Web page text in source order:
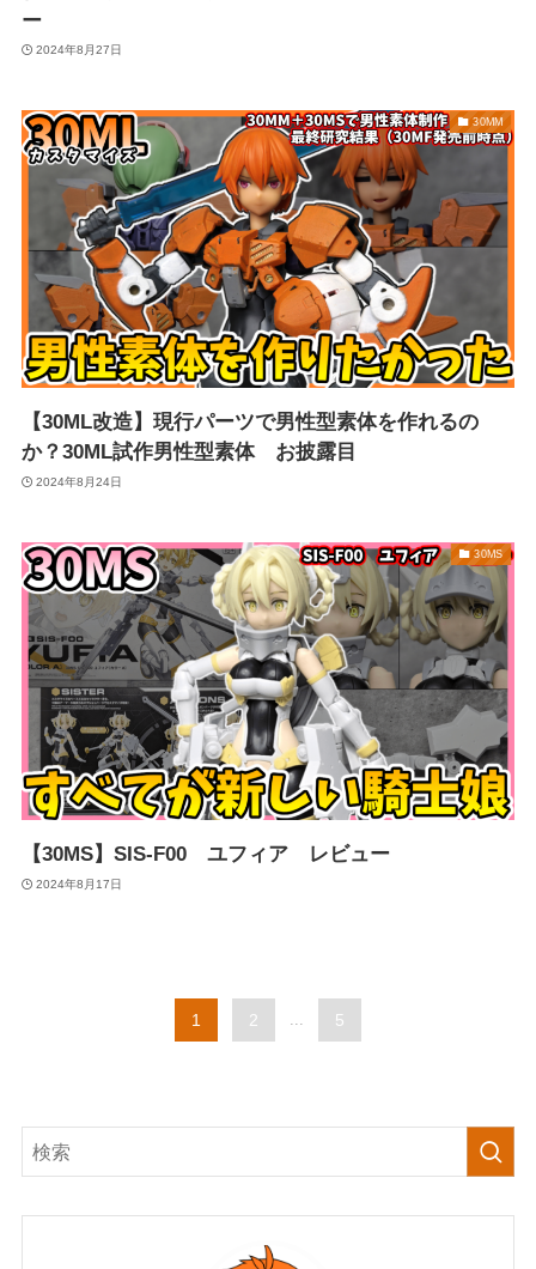
ー
2024年8月27日
30MM
【30ML改造】現行パーツで男性型素体を作れるの
か？30ML試作男性型素体 お披露目
2024年8月24日
30MS
【30MS】SIS-F00 ユフィア レビュー
2024年8月17日
1 2 ... 5